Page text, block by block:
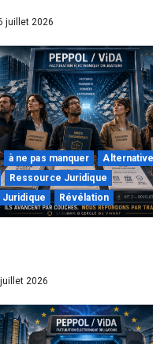
juillet 2026
à ne pas manquer
Ressource Juridique
Révélation
2026